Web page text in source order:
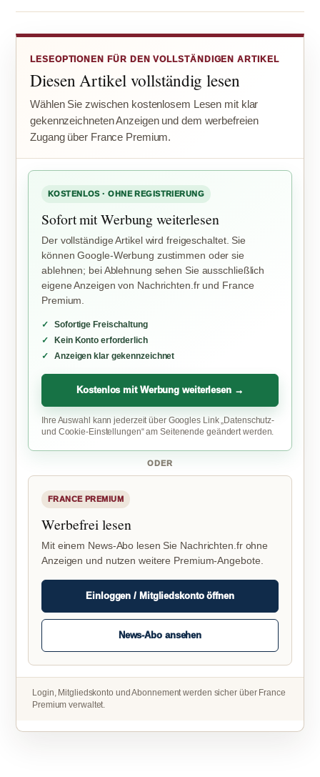
LESEOPTIONEN FÜR DEN VOLLSTÄNDIGEN ARTIKEL
Diesen Artikel vollständig lesen
Wählen Sie zwischen kostenlosem Lesen mit klar
gekennzeichneten Anzeigen und dem werbefreien
Zugang über France Premium.
KOSTENLOS · OHNE REGISTRIERUNG
Sofort mit Werbung weiterlesen
Der vollständige Artikel wird freigeschaltet. Sie
können Google-Werbung zustimmen oder sie
ablehnen; bei Ablehnung sehen Sie ausschließlich
eigene Anzeigen von Nachrichten.fr und France
Premium.
Sofortige Freischaltung
Kein Konto erforderlich
Anzeigen klar gekennzeichnet
Kostenlos mit Werbung weiterlesen →
Ihre Auswahl kann jederzeit über Googles Link „Datenschutz-
und Cookie-Einstellungen“ am Seitenende geändert werden.
ODER
FRANCE PREMIUM
Werbefrei lesen
Mit einem News-Abo lesen Sie Nachrichten.fr ohne
Anzeigen und nutzen weitere Premium-Angebote.
Einloggen / Mitgliedskonto öffnen
News-Abo ansehen
Login, Mitgliedskonto und Abonnement werden sicher über France
Premium verwaltet.